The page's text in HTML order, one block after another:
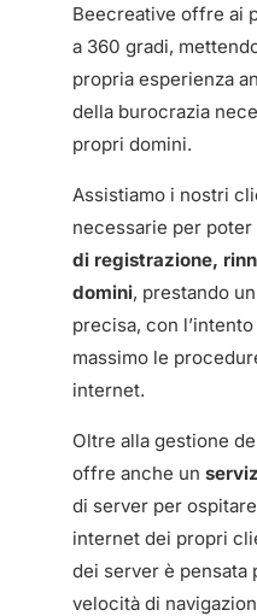
Beecreative offre ai
a 360 gradi,
propria esperienza
della burocrazia
propri domini.
Assistiamo i nostri
necessarie per
di registrazione,
domini, prestando
precisa, con
massimo le
internet.
Oltre alla gestione
offre anche un
di server per
internet dei propri
dei server è pensata
velocità di